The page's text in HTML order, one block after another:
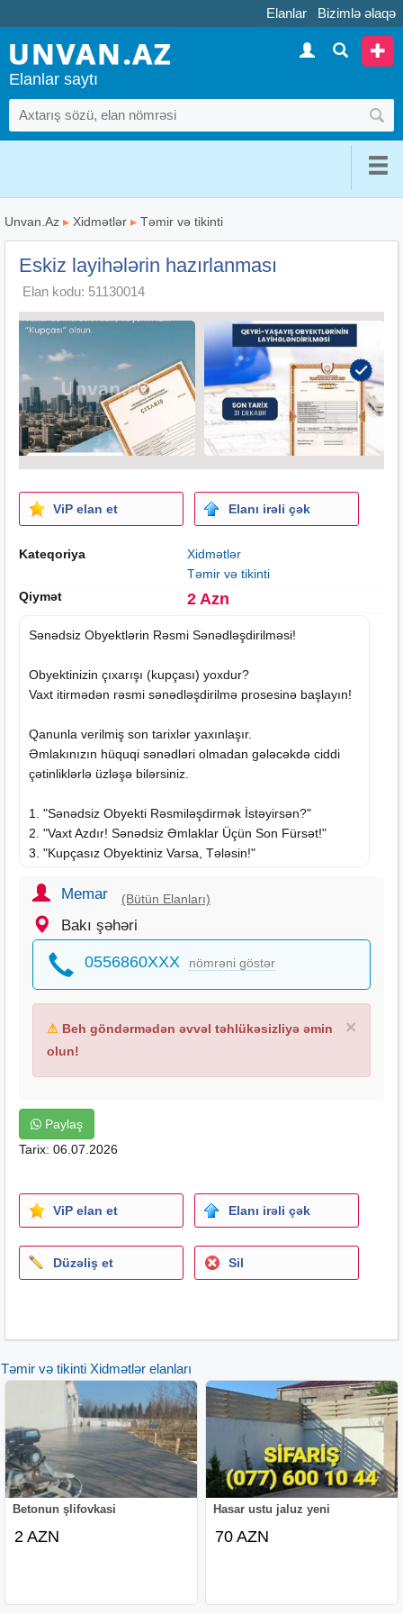
Elanlar Bizimlə əlaqə
Elanlar saytı
Unvan.Az ▸ Xidmətlər ▸ Təmir və tikinti
Eskiz layihələrin hazırlanması
Elan kodu: 51130014
ViP elan et Elanı irəli çək
Kateqoriya
Xidmətlər
Təmir və tikinti
Qiymət
2 Azn
Sənədsiz Obyektlərin Rəsmi Sənədləşdirilməsi!
Obyektinizin çıxarışı (kupçası) yoxdur?
Vaxt itirmədən rəsmi sənədləşdirilmə prosesinə başlayın!
Qanunla verilmiş son tarixlər yaxınlaşır.
Əmlakınızın hüquqi sənədləri olmadan gələcəkdə ciddi
çətinliklərlə üzləşə bilərsiniz.
1. "Sənədsiz Obyekti Rəsmiləşdirmək İstəyirsən?"
2. "Vaxt Azdır! Sənədsiz Əmlaklar Üçün Son Fürsət!"
3. "Kupçasız Obyektiniz Varsa, Tələsin!"
5. "Rahat Olun! Biz Sənədləşməni Həll Edirik!"
Eskiz layihələrin hazırlanması
Bələdiyyə və İcra hakimiyyətindən razılıqlar
BTİ və digər müvafiq orqanlarla sənədləşmə
Qanuni çıxarış (kupça) almağa tam dəstək
- Eskiz layihələrin hazırlanması
- Sənədsiz evlərin rəsmləşdirilməsi
- Əmlak sənədlərinin hazırlanması
- Tikili sənədlərinin rəsmləşdirilməsi
- Ev sənədlərinin hazırlanması
eskizlayihe
#senedleshdirme
#kupcaalma
#obyektsenedi
#evrəsmləşdirmə
#eskizxidməti
#azerbaycandaemlak
#bakuemlak
#kupca
#Layihələndirmə
#Sənədləşdirmə
#TikintiLayihəsi
#ObyektLayihəsi
#Müəyyənləşdirmə
Memar (Bütün Elanları)
Bakı şəhəri
0556860XXX nömrəni göstər
×
⚠ Beh göndərmədən əvvəl təhlükəsizliyə əmin
olun!
Paylaş
Tarix: 06.07.2026
ViP elan et Elanı irəli çək
Düzəliş et Sil
Təmir və tikinti Xidmətlər elanları
Betonun şlifovkasi
2 AZN
Hasar ustu jaluz yeni
70 AZN